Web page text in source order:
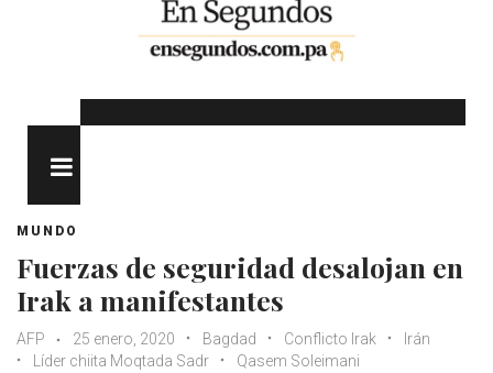
MUNDO
Fuerzas de seguridad desalojan en
Irak a manifestantes
AFP 25 enero, 2020 Bagdad Conflicto Irak
Irán
Líder chiita Moqtada Sadr
Qasem Soleimani